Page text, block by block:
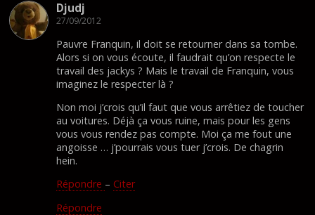
Djudj
27/09/2012
Pauvre Franquin, il doit se retourner dans sa tombe.
Alors si on vous écoute, il faudrait qu’on respecte le
travail des jackys ? Mais le travail de Franquin, vous
imaginez le respecter là ?
Non moi j’crois qu’il faut que vous arrêtiez de toucher
au voitures. Déjà ça vous ruine, mais pour les gens
vous vous rendez pas compte. Moi ça me fout une
angoisse … j’pourrais vous tuer j’crois. De chagrin
hein.
Répondre – Citer
Répondre